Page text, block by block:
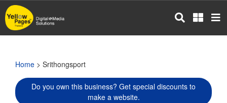
Skip
to
main
Home > Srithongsport
Do you own this business? Get special discounts to
make a website.